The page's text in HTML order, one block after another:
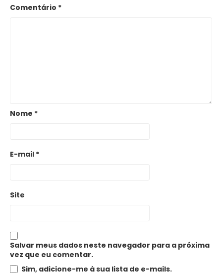
Comentário *
Nome *
E-mail *
Site
Salvar meus dados neste navegador para a próxima
vez que eu comentar.
Sim, adicione-me à sua lista de e-mails.